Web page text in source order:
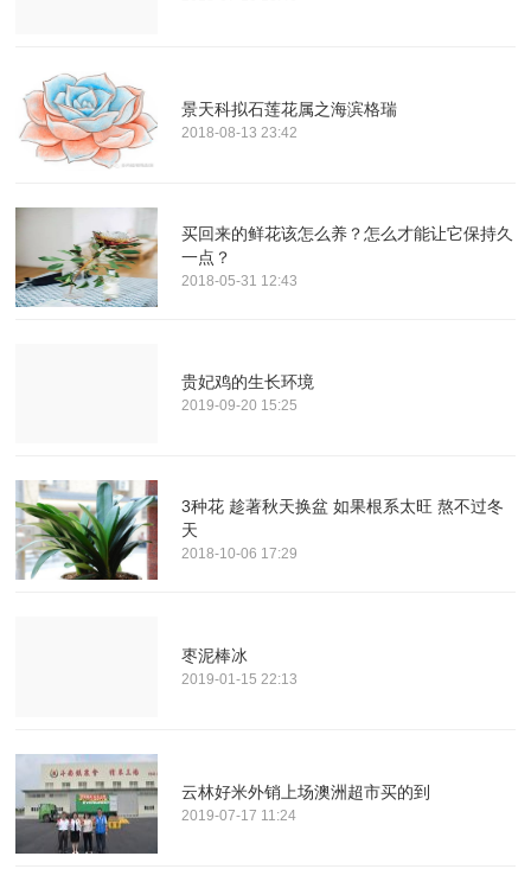
景天科拟石莲花属之海滨格瑞
2018-08-13 23:42
买回来的鲜花该怎么养？怎么才能让它保持久
一点？
2018-05-31 12:43
贵妃鸡的生长环境
2019-09-20 15:25
3种花 趁著秋天换盆 如果根系太旺 熬不过冬
天
2018-10-06 17:29
枣泥棒冰
2019-01-15 22:13
云林好米外销上场澳洲超市买的到
2019-07-17 11:24